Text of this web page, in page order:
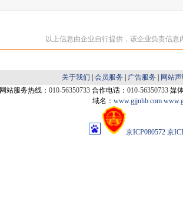
以上信息由企业自行提供，该企业负责信
关于我们 会员服务 广告服务
网站
网站服务热线： 010-56350733 合作电话： 010-56350733 媒
域名： www.gjjnhb.com
京ICP080572 京